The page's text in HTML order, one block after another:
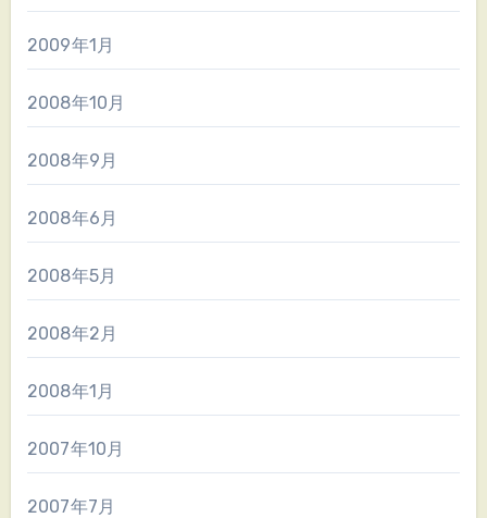
2009年1月
2008年10月
2008年9月
2008年6月
2008年5月
2008年2月
2008年1月
2007年10月
2007年7月